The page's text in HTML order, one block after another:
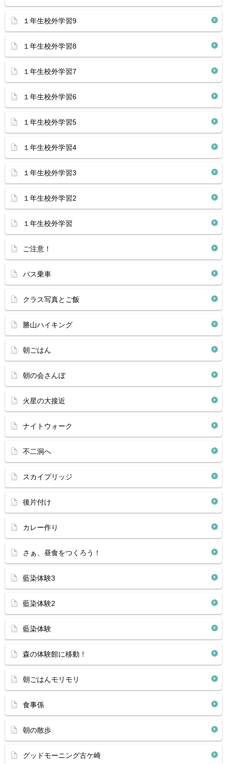
１年生校外学習9
１年生校外学習8
１年生校外学習7
１年生校外学習6
１年生校外学習5
１年生校外学習4
１年生校外学習3
１年生校外学習2
１年生校外学習
ご注意！
バス乗車
クラス写真とご飯
勝山ハイキング
朝ごはん
朝の会さんぼ
火星の大接近
ナイトウォーク
不二洞へ
スカイプリッジ
後片付け
カレー作り
さぁ、昼食をつくろう！
藍染体験3
藍染体験2
藍染体験
森の体験館に移動！
朝ごはんモリモリ
食事係
朝の散歩
グッドモーニング古ケ崎